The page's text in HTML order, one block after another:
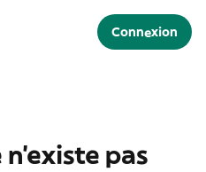
Connexion
pas